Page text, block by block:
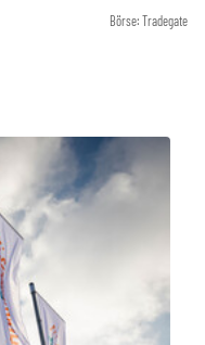
Börse: Tradegate